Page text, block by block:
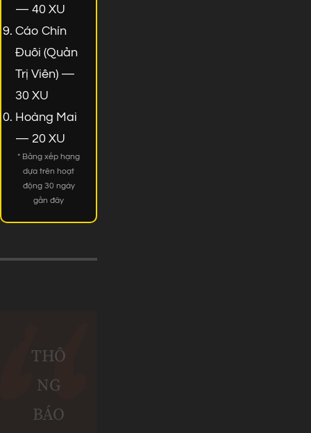
— 40 XU
Cáo Chín
Đuôi (Quản
Trị Viên) —
30 XU
Hoàng Mai
— 20 XU
* Bảng xếp hạng
dựa trên hoạt
động 30 ngày
gần đây
THÔ
NG
BÁO